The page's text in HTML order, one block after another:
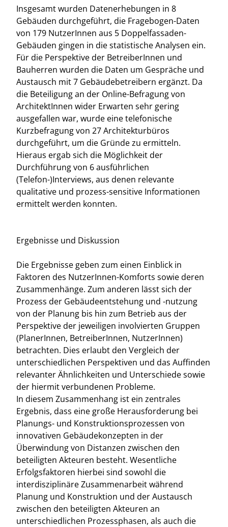
Insgesamt wurden Datenerhebungen in 8
Gebäuden durchgeführt, die Fragebogen-Daten
von 179 NutzerInnen aus 5 Doppelfassaden-
Gebäuden gingen in die statistische Analysen ein.
Für die Perspektive der BetreiberInnen und
Bauherren wurden die Daten um Gespräche und
Austausch mit 7 Gebäudebetreibern ergänzt. Da
die Beteiligung an der Online-Befragung von
ArchitektInnen wider Erwarten sehr gering
ausgefallen war, wurde eine telefonische
Kurzbefragung von 27 Architekturbüros
durchgeführt, um die Gründe zu ermitteln.
Hieraus ergab sich die Möglichkeit der
Durchführung von 6 ausführlichen
(Telefon-)Interviews, aus denen relevante
qualitative und prozess-sensitive Informationen
ermittelt werden konnten.
Ergebnisse und Diskussion
Die Ergebnisse geben zum einen Einblick in
Faktoren des NutzerInnen-Komforts sowie deren
Zusammenhänge. Zum anderen lässt sich der
Prozess der Gebäudeentstehung und -nutzung
von der Planung bis hin zum Betrieb aus der
Perspektive der jeweiligen involvierten Gruppen
(PlanerInnen, BetreiberInnen, NutzerInnen)
betrachten. Dies erlaubt den Vergleich der
unterschiedlichen Perspektiven und das Auffinden
relevanter Ähnlichkeiten und Unterschiede sowie
der hiermit verbundenen Probleme.
In diesem Zusammenhang ist ein zentrales
Ergebnis, dass eine große Herausforderung bei
Planungs- und Konstruktionsprozessen von
innovativen Gebäudekonzepten in der
Überwindung von Distanzen zwischen den
beteiligten Akteuren besteht. Wesentliche
Erfolgsfaktoren hierbei sind sowohl die
interdisziplinäre Zusammenarbeit während
Planung und Konstruktion und der Austausch
zwischen den beteiligten Akteuren an
unterschiedlichen Prozessphasen, als auch die